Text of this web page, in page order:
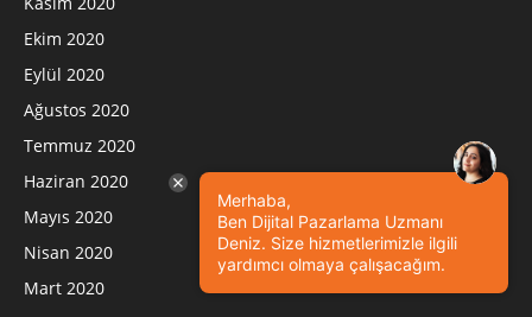
Ekim 2020
Eylül 2020
Ağustos 2020
Temmuz 2020
Haziran 2020
Mayıs 2020
Nisan 2020
Mart 2020
Merhaba,
Ben Dijital Pazarlama Uzmanı
Deniz. Size hizmetlerimizle ilgili
yardımcı olmaya çalışacağım.